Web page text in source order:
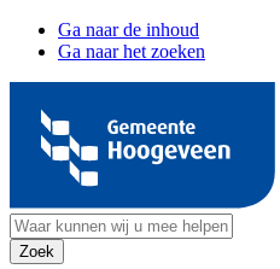
Ga naar de inhoud
Ga naar het zoeken